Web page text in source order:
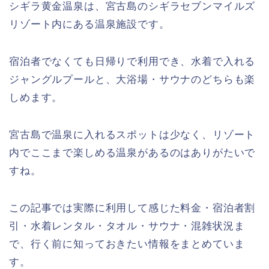
シギラ黄金温泉は、宮古島のシギラセブンマイルズ
リゾート内にある温泉施設です。
宿泊者でなくても日帰りで利用でき、水着で入れる
ジャングルプールと、大浴場・サウナのどちらも楽
しめます。
宮古島で温泉に入れるスポットは少なく、リゾート
内でここまで楽しめる温泉があるのはありがたいで
すね。
この記事では実際に利用して感じた料金・宿泊者割
引・水着レンタル・タオル・サウナ・混雑状況ま
で、行く前に知っておきたい情報をまとめていま
す。